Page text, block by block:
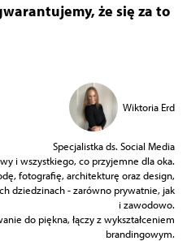
że się za to
Wiktoria Erd
Specjalistka ds. Social Media
i wszystkiego, co przyjemne dla oka.
fotografię, architekturę oraz design,
dziedzinach - zarówno prywatnie, jak
i zawodowo.
do piękna, łączy z wykształceniem
brandingowym.